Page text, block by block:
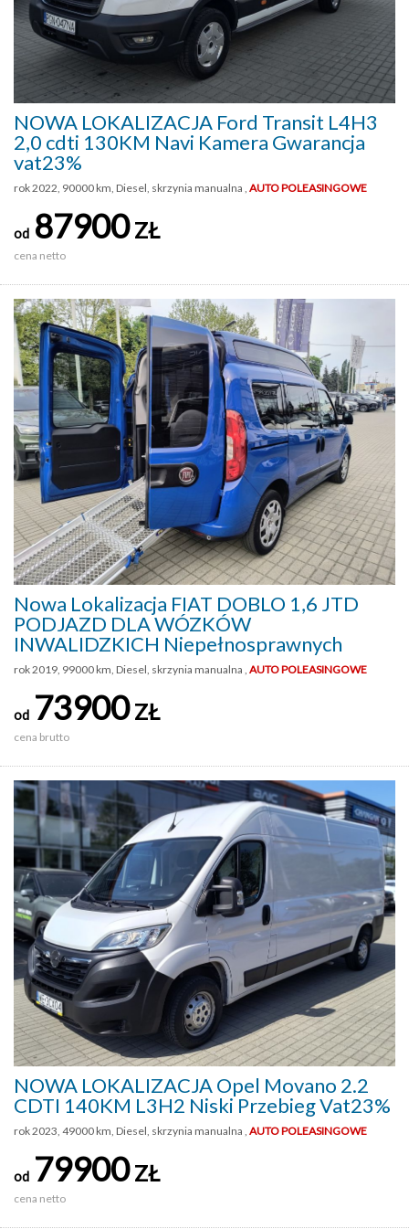
NOWA LOKALIZACJA Ford Transit L4H3
2,0 cdti 130KM Navi Kamera Gwarancja
vat23%
rok 2022, 90000 km, Diesel, skrzynia manualna , AUTO POLEASINGOWE
od 87900ZŁ
cena netto
Nowa Lokalizacja FIAT DOBLO 1,6 JTD
PODJAZD DLA WÓZKÓW
INWALIDZKICH Niepełnosprawnych
rok 2019, 99000 km, Diesel, skrzynia manualna , AUTO POLEASINGOWE
od 73900ZŁ
cena brutto
NOWA LOKALIZACJA Opel Movano 2.2
CDTI 140KM L3H2 Niski Przebieg Vat23%
rok 2023, 49000 km, Diesel, skrzynia manualna , AUTO POLEASINGOWE
od 79900ZŁ
cena netto